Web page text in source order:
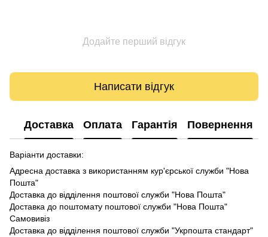
Додайте перший відгук
Написати відгук
Доставка Оплата Гарантія Повернення
Варіанти доставки:
Адресна доставка з використанням кур'єрської служби "Нова
Пошта"
Доставка до відділення поштової служби "Нова Пошта"
Доставка до поштомату поштової служби "Нова Пошта"
Самовивіз
Доставка до відділення поштової служби "Укрпошта стандарт"